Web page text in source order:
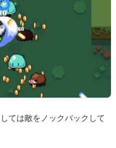
ては敵をノックバックして